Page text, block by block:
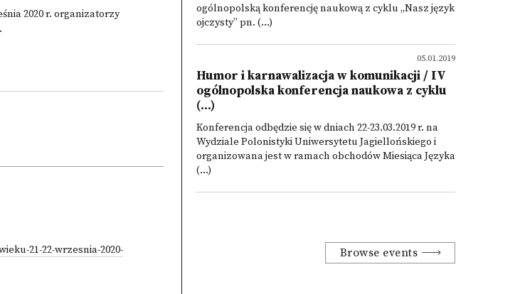
2020 r. organizatorzy
21-22-wrzesnia-2020-
ogólnopolską konferencję naukową z cyklu „Nasz język
ojczysty” pn. (...)
05.01.2019
Humor i karnawalizacja w komunikacji / IV
ogólnopolska konferencja naukowa z cyklu
(...)
Konferencja odbędzie się w dniach 22-23.03.2019 r. na
Wydziale Polonistyki Uniwersytetu Jagiellońskiego i
organizowana jest w ramach obchodów Miesiąca Języka
(...)
Browse events